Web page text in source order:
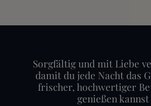
Sorgfältig und mit Liebe
damit du jede Nacht das
frischer, hochwertiger
genießen kannst